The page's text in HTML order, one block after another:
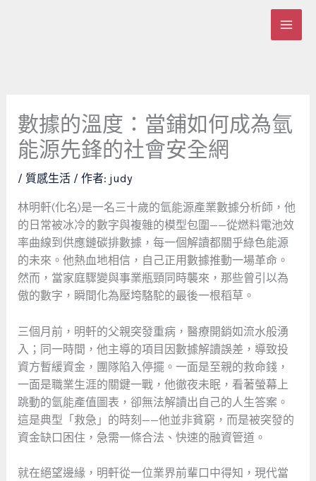
數據的溫度：當鋪如何成為氫
能源先鋒的社會安全網
/ 質感生活/ 作者: judy
林明軒(化名)是一名三十歲的氫能源產業數據分析師，他
的日常被冰冷的數字與複雜的模型包圍——從燃料電池效
率曲線到供應鏈碳排數據，每一個解讀都關乎綠色能源
的未來。他熱血地相信，自己正用數據推動一場革命。
然而，當家庭驟變與事業瓶頸同時襲來，那些曾引以為
傲的數字，瞬間化為壓垮駱駝的最後一根稻草。
三個月前，明軒的父親突發重病，醫療開銷如流水般湧
入；同一時間，他主導的項目因數據解讀誤差，導致投
資方暫緩資金，團隊陷入停擺。一面是至親的救命錢，
一面是職業生涯的關鍵一戰，他徹夜未眠，看著螢幕上
跳動的氫能產值圖表，卻無法解讀出自己的人生答案。
這是典型「救急」的時刻——他並非貧窮，而是被突發的
資金缺口困住，急需一條合法、快速的融資管道。
就在絕望邊緣，明軒從一位業界前輩口中得知，現代當